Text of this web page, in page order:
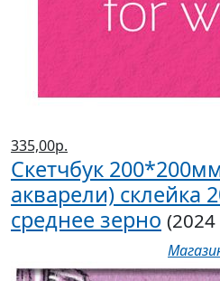
335,00р.
Скетчбук
акварели) склейка
среднее зерно (2024